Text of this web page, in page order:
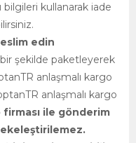
bilgileri kullanarak iade
edin
şekilde paketleyerek
anlaşmalı kargo
anlaşmalı kargo
firması ile gönderim